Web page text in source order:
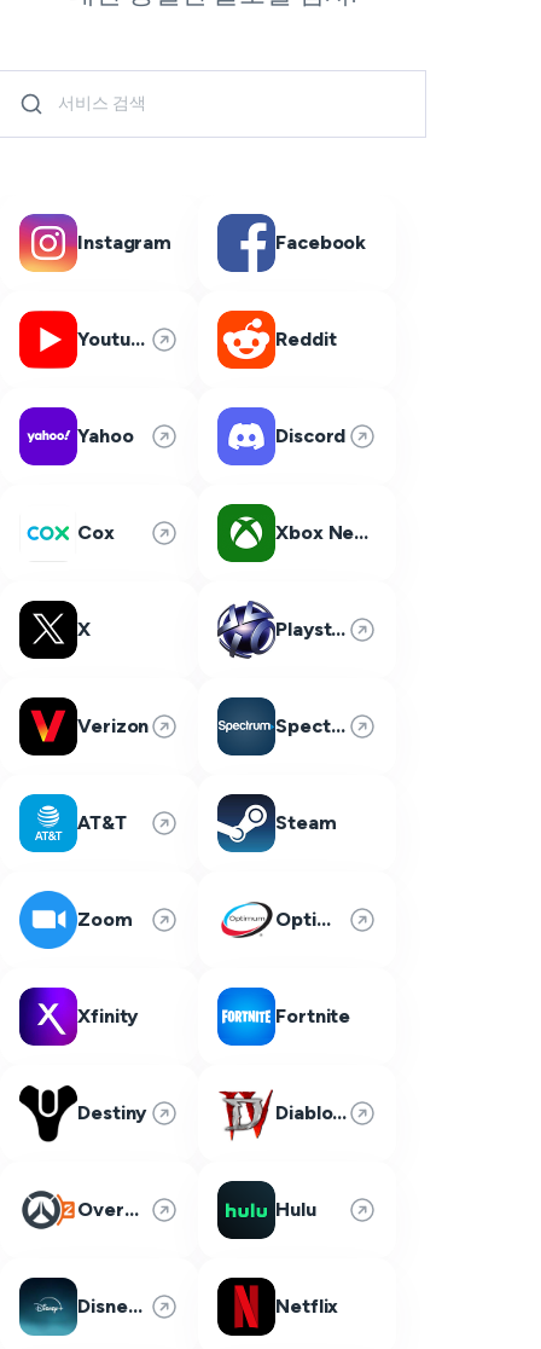
Instagram Facebook
Youtube Reddit
Yahoo Discord
Cox Xbox Network
X Playstation Network
Verizon Spectrum
AT&T Steam
Zoom Optimum
Xfinity Fortnite
Destiny Diablo 4
Overwatch 2 Hulu
Disney Plus Netflix